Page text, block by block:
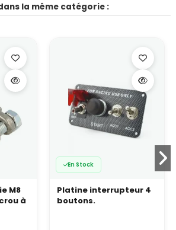
la même catégorie :
M8
à
En Stock
Platine interrupteur 4
boutons.